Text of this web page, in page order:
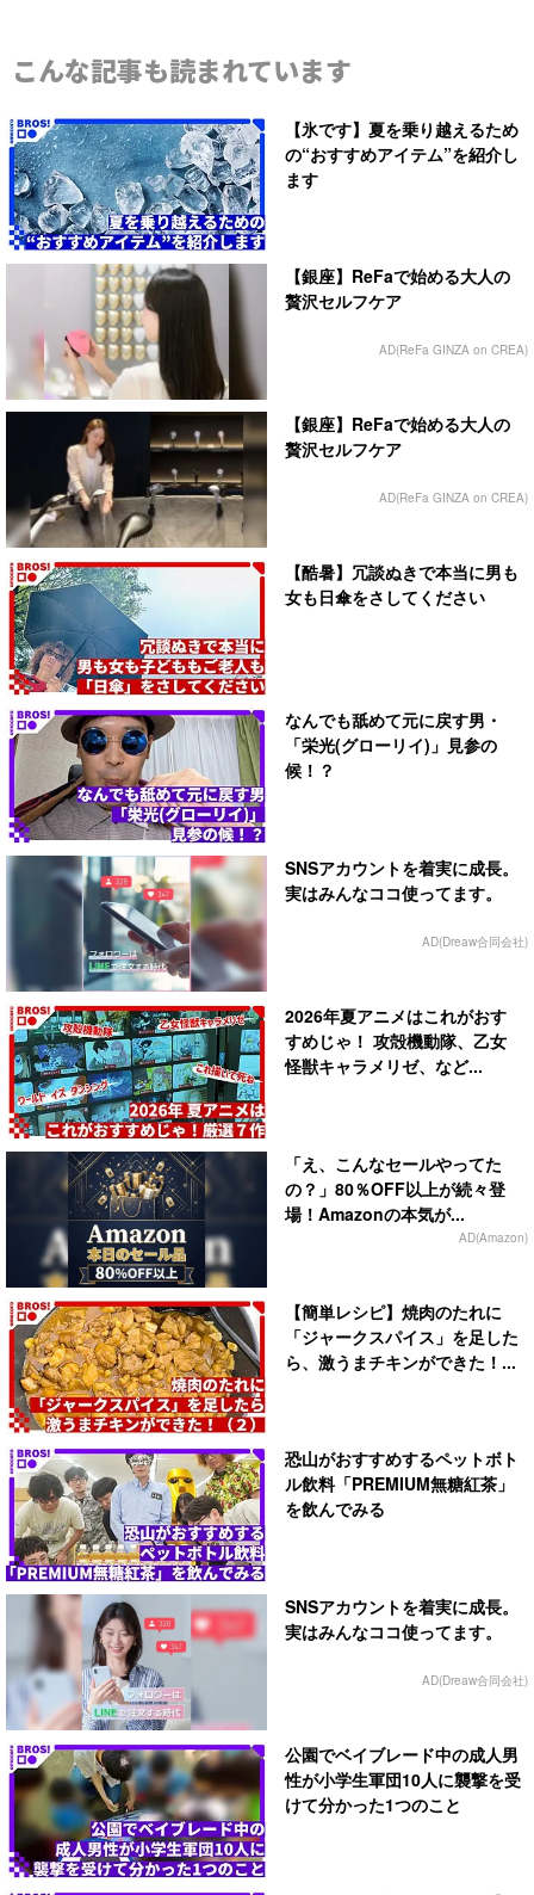
こんな記事も読まれています
【氷です】夏を乗り越えるため
の“おすすめアイテム”を紹介し
ます
【銀座】ReFaで始める大人の
贅沢セルフケア
AD(ReFa GINZA on CREA)
【銀座】ReFaで始める大人の
贅沢セルフケア
AD(ReFa GINZA on CREA)
【酷暑】冗談ぬきで本当に男も
女も日傘をさしてください
なんでも舐めて元に戻す男・
「栄光(グローリイ)」見参の
候！？
SNSアカウントを着実に成長。
実はみんなココ使ってます。
AD(Dreaw合同会社)
2026年夏アニメはこれがおす
すめじゃ！ 攻殻機動隊、乙女
怪獣キャラメリゼ、など...
「え、こんなセールやってた
の？」80％OFF以上が続々登
場！Amazonの本気が...
AD(Amazon)
【簡単レシピ】焼肉のたれに
「ジャークスパイス」を足した
ら、激うまチキンができた！...
恐山がおすすめするペットボト
ル飲料「PREMIUM無糖紅茶」
を飲んでみる
SNSアカウントを着実に成長。
実はみんなココ使ってます。
AD(Dreaw合同会社)
公園でベイブレード中の成人男
性が小学生軍団10人に襲撃を受
けて分かった1つのこと